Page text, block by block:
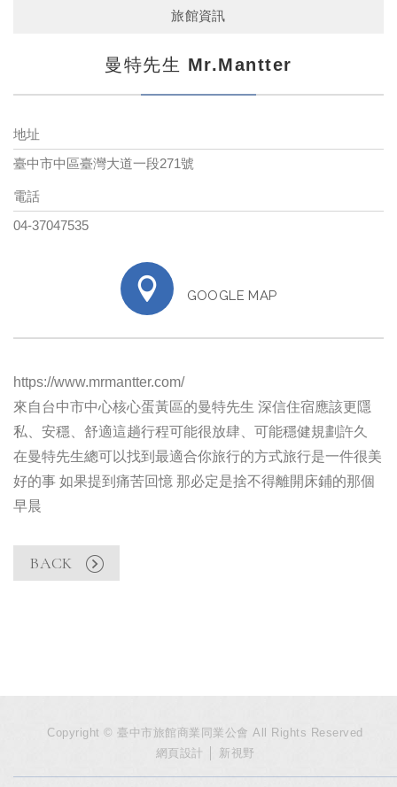
旅館資訊
曼特先生 Mr.Mantter
地址
臺中市中區臺灣大道一段271號
電話
04-37047535
GOOGLE MAP
https://www.mrmantter.com/
來自台中市中心核心蛋黃區的曼特先生 深信住宿應該更隱
私、安穩、舒適​這趟行程可能很放肆、可能穩健規劃許久
在曼特先生總可以找到最適合你旅行的方式​旅行是一件很美
好的事 如果提到痛苦回憶 那必定是捨不得離開床鋪的那個
早晨
BACK
Copyright © 臺中市旅館商業同業公會 All Rights Reserved
網頁設計
│ 新視野